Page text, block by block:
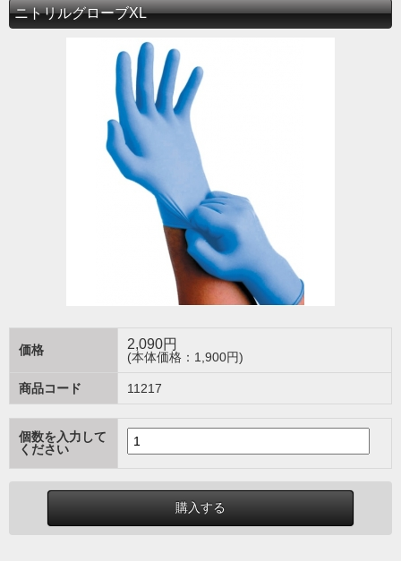
ニトリルグローブXL
価格 2,090円
(本体価格：1,900円)
商品コード 11217
個数を入力して
ください